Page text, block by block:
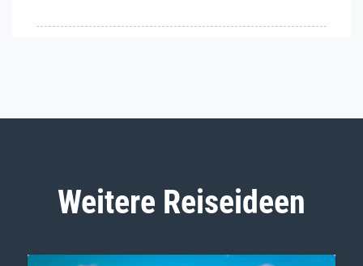
Weitere Reiseideen